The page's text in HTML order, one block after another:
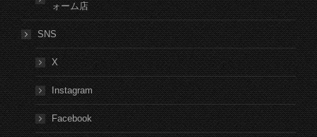
ォーム店
SNS
X
Instagram
Facebook